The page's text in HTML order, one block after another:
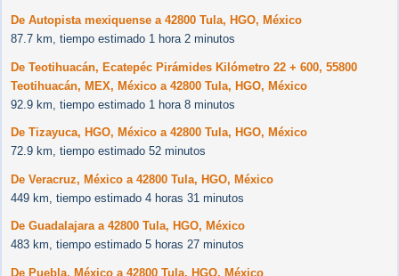
De Autopista mexiquense a 42800 Tula, HGO, México
87.7 km, tiempo estimado 1 hora 2 minutos
De Teotihuacán, Ecatepéc Pirámides Kilómetro 22 + 600, 55800
Teotihuacán, MEX, México a 42800 Tula, HGO, México
92.9 km, tiempo estimado 1 hora 8 minutos
De Tizayuca, HGO, México a 42800 Tula, HGO, México
72.9 km, tiempo estimado 52 minutos
De Veracruz, México a 42800 Tula, HGO, México
449 km, tiempo estimado 4 horas 31 minutos
De Guadalajara a 42800 Tula, HGO, México
483 km, tiempo estimado 5 horas 27 minutos
De Puebla, México a 42800 Tula, HGO, México